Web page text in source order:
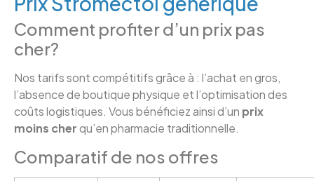
Comment profiter d’un prix pas
cher?
Nos tarifs sont compétitifs grâce à : l’achat en gros,
l’absence de boutique physique et l’optimisation des
coûts logistiques. Vous bénéficiez ainsi d’un prix
moins cherqu’en pharmacie traditionnelle.
Comparatif de nos offres